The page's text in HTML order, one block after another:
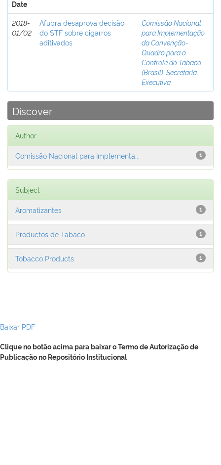
Date
2018-
01/02
Afubra desaprova decisão
do STF sobre cigarros
aditivados
Comissão Nacional
para Implementação
da Convenção-
Quadro para o
Controle do Tabaco
(Brasil). Secretaria
Executiva
Discover
Author
1
Comissão Nacional para Implementa...
Subject
1
Aromatizantes
1
Productos de Tabaco
1
Tobacco Products
Baixar PDF
Clique no botão acima para baixar o Termo de Autorização de
Publicação no Repositório Institucional